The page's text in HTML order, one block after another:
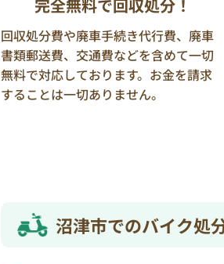
完全無料で回収処分！
回収処分費や廃車手続き代行費、廃車
書類郵送費、交通費などを含めて一切
無料で対応しております。お金を請求
することは一切ありません。
沼津市でのバイク処